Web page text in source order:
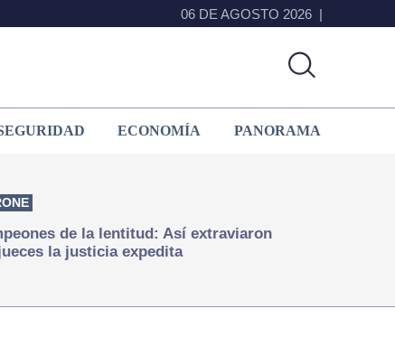
06 DE AGOSTO 2026
ECONOMÍA PANORAMA
de la lentitud: Así extraviaron
la justicia expedita